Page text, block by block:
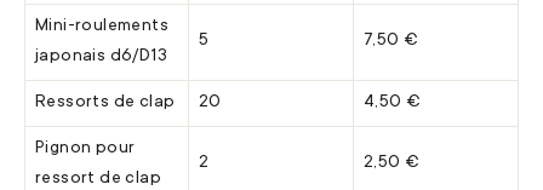
Mini-roulements
japonais d6/D13
5 7,50 €
Ressorts de clap 20 4,50 €
Pignon pour
ressort de clap
2 2,50 €